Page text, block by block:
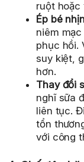
ruột hoặc
Ép bé
niêm
phục hồi.
suy kiệt,
hơn.
Thay đổi
nghĩ sữa
liên tục.
tổn
với công